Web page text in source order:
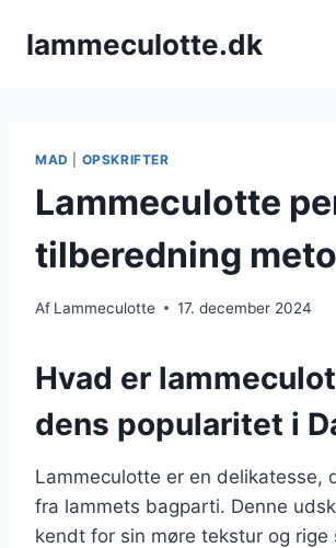
lammeculotte.dk
MAD OPSKRIFTER
Lammeculotte
tilberedning
Af Lammeculotte 17. december 2024
Hvad er
dens popularitet i
Lammeculotte er en delikatesse,
fra lammets bagparti. Denne
kendt for sin møre tekstur og rige